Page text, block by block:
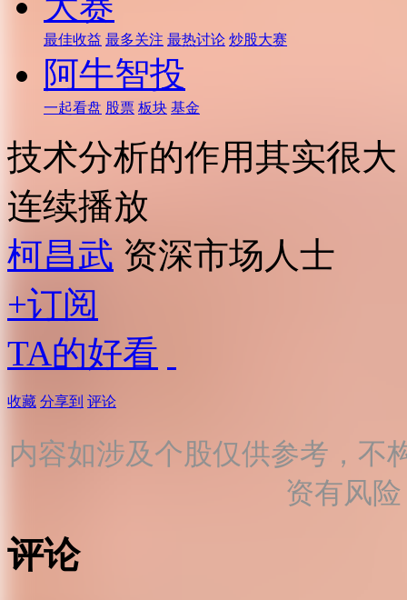
最佳收益 最多关注 最热讨论 炒股大赛
阿牛智投
一起看盘 股票 板块 基金
技术分析的作用其实很大
连续播放
柯昌武 资深市场人士
+订阅
TA的好看
收藏 分享到 评论
内容如涉及个股仅供参考，不
资有风
评论